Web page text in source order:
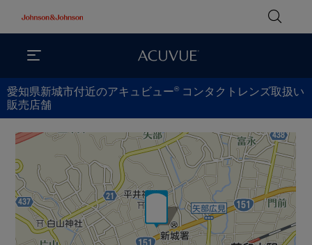
愛知県新城市付近のアキュビュー® コンタクトレンズ取扱い
販売店舗